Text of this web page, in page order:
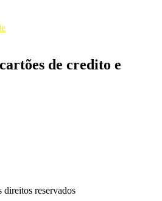
de credito e
reservados